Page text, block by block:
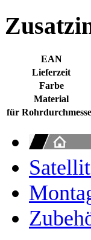
EAN
Lieferzeit
Farbe
Material
für